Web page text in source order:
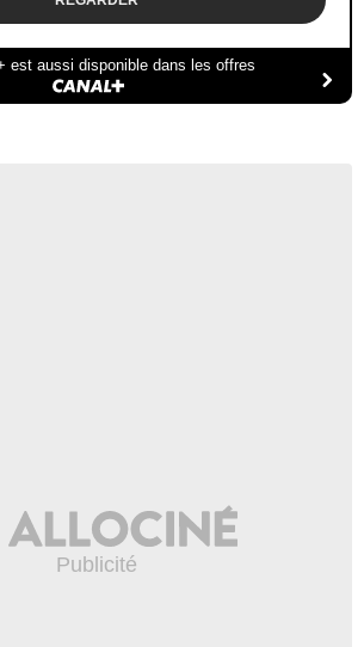
est aussi disponible dans les offres